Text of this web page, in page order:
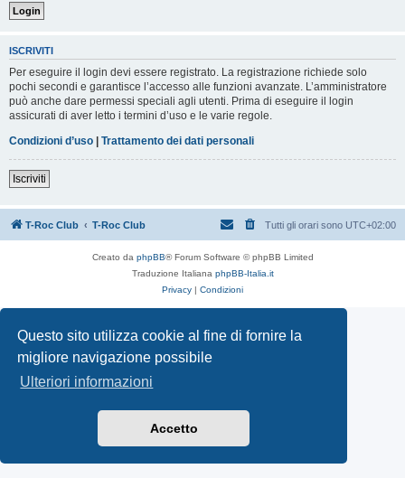
Questo sito utilizza cookie al fine di fornire la
migliore navigazione possibile
Ulteriori informazioni
Accetto
ISCRIVITI
Per eseguire il login devi essere registrato. La registrazione richiede solo
pochi secondi e garantisce l’accesso alle funzioni avanzate. L’amministratore
può anche dare permessi speciali agli utenti. Prima di eseguire il login
assicurati di aver letto i termini d’uso e le varie regole.
Condizioni d’uso | Trattamento dei dati personali
Iscriviti
T-Roc Club T-Roc Club Tutti gli orari sono UTC+02:00
Creato da phpBB® Forum Software © phpBB Limited
Traduzione Italiana phpBB-Italia.it
Privacy | Condizioni